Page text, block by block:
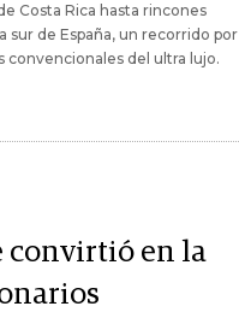
Costa Rica hasta rincones
sur de España, un recorrido por
convencionales del ultra lujo.
convirtió en la